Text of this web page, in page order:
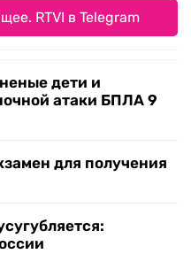
RTVI в Telegram
дети и
атаки БПЛА 9
для получения